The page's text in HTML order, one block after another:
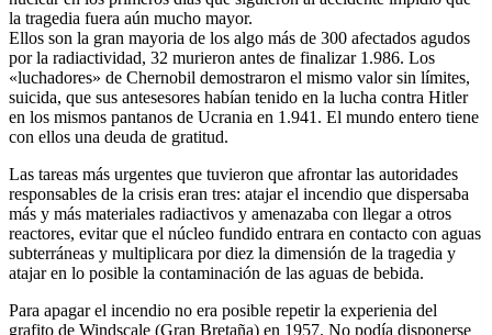
la tragedia fuera aún mucho mayor.
Ellos son la gran mayoria de los algo más de 300 afectados agudos
por la radiactividad, 32 murieron antes de finalizar 1.986. Los
«luchadores» de Chernobil demostraron el mismo valor sin límites,
suicida, que sus antesesores habían tenido en la lucha contra Hitler
en los mismos pantanos de Ucrania en 1.941. El mundo entero tiene
con ellos una deuda de gratitud.
Las tareas más urgentes que tuvieron que afrontar las autoridades
responsables de la crisis eran tres: atajar el incendio que dispersaba
más y más materiales radiactivos y amenazaba con llegar a otros
reactores, evitar que el núcleo fundido entrara en contacto con aguas
subterráneas y multiplicara por diez la dimensión de la tragedia y
atajar en lo posible la contaminación de las aguas de bebida.
Para apagar el incendio no era posible repetir la experienia del
grafito de Windscale (Gran Bretaña) en 1957. No podía disponerse